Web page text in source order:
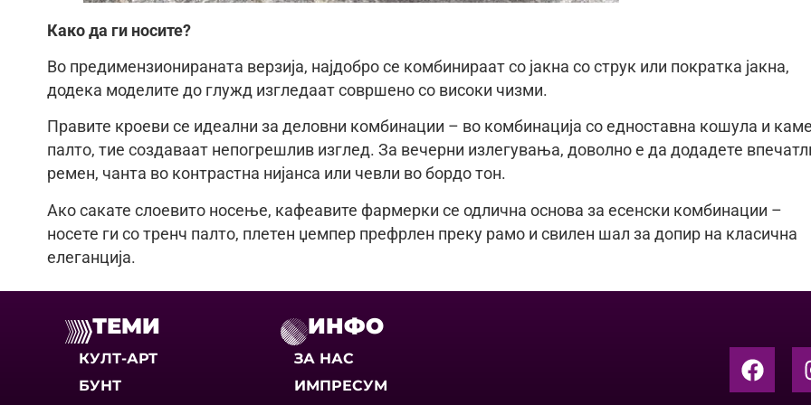
Како да ги носите?
Во предимензионираната верзија, најдобро се комбинираат со јакна со струк или пократка јакна,
додека моделите до глужд изгледаат совршено со високи чизми.
Правите кроеви се идеални за деловни комбинации – во комбинација со едноставна кошула и
палто, тие создаваат непогрешлив изглед. За вечерни излегувања, доволно е да додадете
ремен, чанта во контрастна нијанса или чевли во бордо тон.
Ако сакате слоевито носење, кафеавите фармерки се одлична основа за есенски комбинации –
носете ги со тренч палто, плетен џемпер префрлен преку рамо и свилен шал за допир на класична
елеганција.
ТЕМИ
КУЛТ-АРТ
БУНТ
ИНФО
ЗА НАС
ИМПРЕСУМ